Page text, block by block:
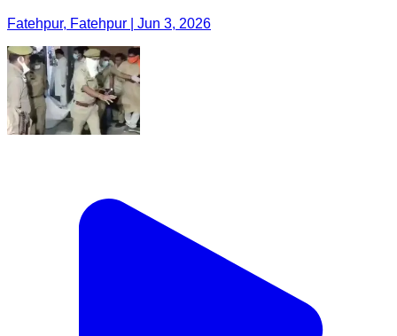
Fatehpur, Fatehpur | Jun 3, 2026